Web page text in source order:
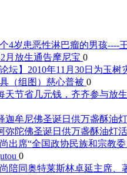
4岁患恶性淋巴瘤的男孩----
月放生通告摩尼宝 0
论坛】2010年11月30日为玉
（组图） 慈心普被 0
天节省几元钱，齐齐参与放
迦牟尼佛圣诞日供万盏酥油
弥陀佛圣诞日供万盏酥油灯
出席“全国政协民族和宗教
0
陪同奥特莱斯林卓延主席、